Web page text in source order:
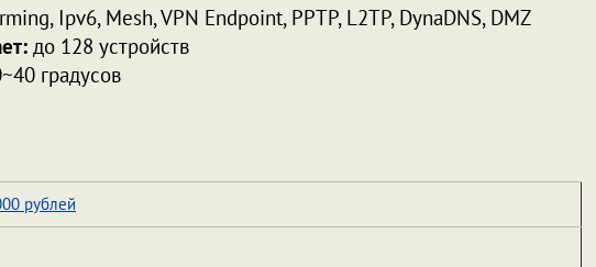
Ipv6, Mesh,VPN Endpoint, PPTP, L2TP, DynaDNS, DMZ
до 128 устройств
градусов
рублей